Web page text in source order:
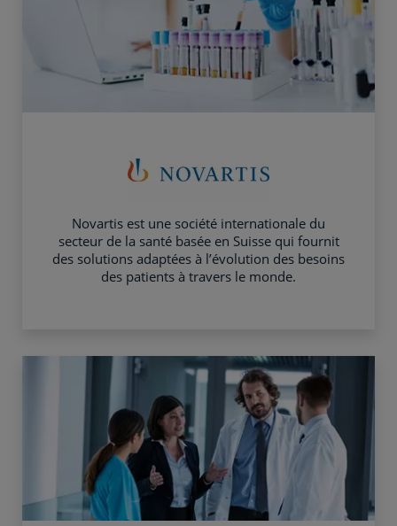
Novartis est une société internationale du
secteur de la santé basée en Suisse qui fournit
des solutions adaptées à l’évolution des besoins
des patients à travers le monde.